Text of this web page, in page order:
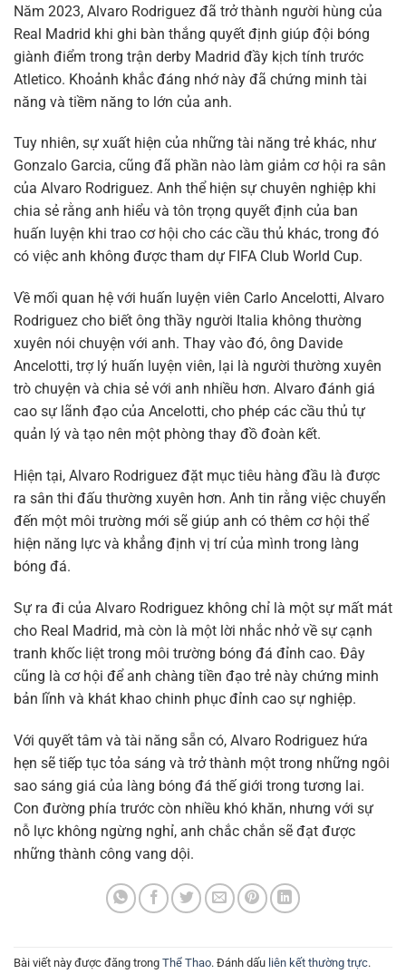
Năm 2023, Alvaro Rodriguez đã trở thành người hùng của
Real Madrid khi ghi bàn thắng quyết định giúp đội bóng
giành điểm trong trận derby Madrid đầy kịch tính trước
Atletico. Khoảnh khắc đáng nhớ này đã chứng minh tài
năng và tiềm năng to lớn của anh.
Tuy nhiên, sự xuất hiện của những tài năng trẻ khác, như
Gonzalo Garcia, cũng đã phần nào làm giảm cơ hội ra sân
của Alvaro Rodriguez. Anh thể hiện sự chuyên nghiệp khi
chia sẻ rằng anh hiểu và tôn trọng quyết định của ban
huấn luyện khi trao cơ hội cho các cầu thủ khác, trong đó
có việc anh không được tham dự FIFA Club World Cup.
Về mối quan hệ với huấn luyện viên Carlo Ancelotti, Alvaro
Rodriguez cho biết ông thầy người Italia không thường
xuyên nói chuyện với anh. Thay vào đó, ông Davide
Ancelotti, trợ lý huấn luyện viên, lại là người thường xuyên
trò chuyện và chia sẻ với anh nhiều hơn. Alvaro đánh giá
cao sự lãnh đạo của Ancelotti, cho phép các cầu thủ tự
quản lý và tạo nên một phòng thay đồ đoàn kết.
Hiện tại, Alvaro Rodriguez đặt mục tiêu hàng đầu là được
ra sân thi đấu thường xuyên hơn. Anh tin rằng việc chuyển
đến một môi trường mới sẽ giúp anh có thêm cơ hội thể
hiện năng lực và khẳng định vị trí của mình trong làng
bóng đá.
Sự ra đi của Alvaro Rodriguez không chỉ là một sự mất mát
cho Real Madrid, mà còn là một lời nhắc nhở về sự cạnh
tranh khốc liệt trong môi trường bóng đá đỉnh cao. Đây
cũng là cơ hội để anh chàng tiền đạo trẻ này chứng minh
bản lĩnh và khát khao chinh phục đỉnh cao sự nghiệp.
Với quyết tâm và tài năng sẵn có, Alvaro Rodriguez hứa
hẹn sẽ tiếp tục tỏa sáng và trở thành một trong những ngôi
sao sáng giá của làng bóng đá thế giới trong tương lai.
Con đường phía trước còn nhiều khó khăn, nhưng với sự
nỗ lực không ngừng nghỉ, anh chắc chắn sẽ đạt được
những thành công vang dội.
Bài viết này được đăng trong Thể Thao. Đánh dấu liên kết thường trực.